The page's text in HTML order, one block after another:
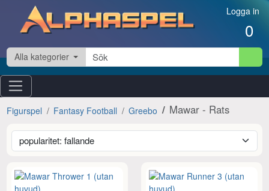
Hoppa till innehåll Logga in
0
Alla kategorier
Figurspel Fantasy Football Greebo Mawar - Rats